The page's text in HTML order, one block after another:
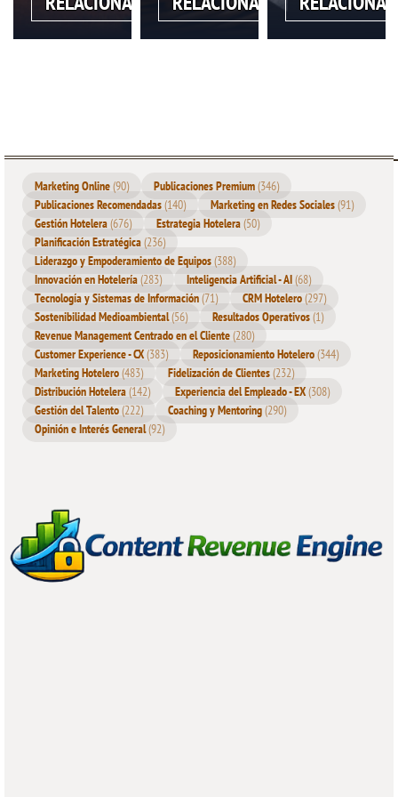
Falta de análisis de datos:Sin métricas claras y un
análisis adecuado, las decisiones tienden a basarse en
percepciones oemociones
Resistencia al cambio:Abordar las
muchas veces, modificar procesos arraigados y cuestionar
paradigmas existentes.
El desafío no es solo corregirerroresvisibles, sino profundizar
en los sistemas, hábitos y estructuras que los generan.
Marketing Online(90) Publicaciones Premium(346)
Publicaciones Recomendadas(140) Marketing en Redes Sociales(91)
Gestión Hotelera(676) Estrategia Hotelera(50)
Planificación Estratégica(236)
Liderazgo y Empoderamiento de Equipos(388)
Innovación en Hotelería(283) Inteligencia Artificial - AI(68)
Tecnología y Sistemas de Información(71) CRM Hotelero(297)
Sostenibilidad Medioambiental(56) Resultados Operativos(1)
Revenue Management Centrado en el Cliente(280)
Customer Experience - CX(383) Reposicionamiento Hotelero(344)
Marketing Hotelero(483) Fidelización de Clientes(232)
Distribución Hotelera(142) Experiencia del Empleado - EX(308)
Gestión del Talento(222) Coaching y Mentoring(290)
Opinión e Interés General(92)